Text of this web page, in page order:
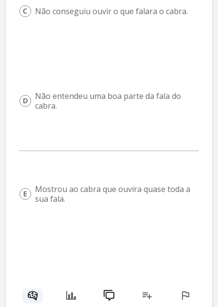
Não conseguiu ouvir o que falara o cabra.
Não entendeu uma boa parte da fala do
cabra.
Mostrou ao cabra que ouvira quase toda a
sua fala.